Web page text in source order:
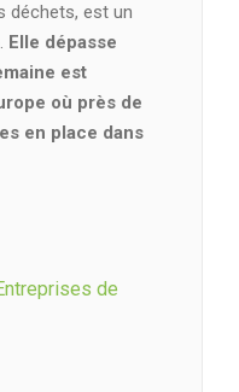
déchets, est un
Elle dépasse
est
où près de
en place dans
de